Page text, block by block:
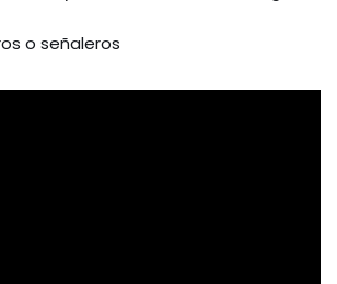
o señaleros